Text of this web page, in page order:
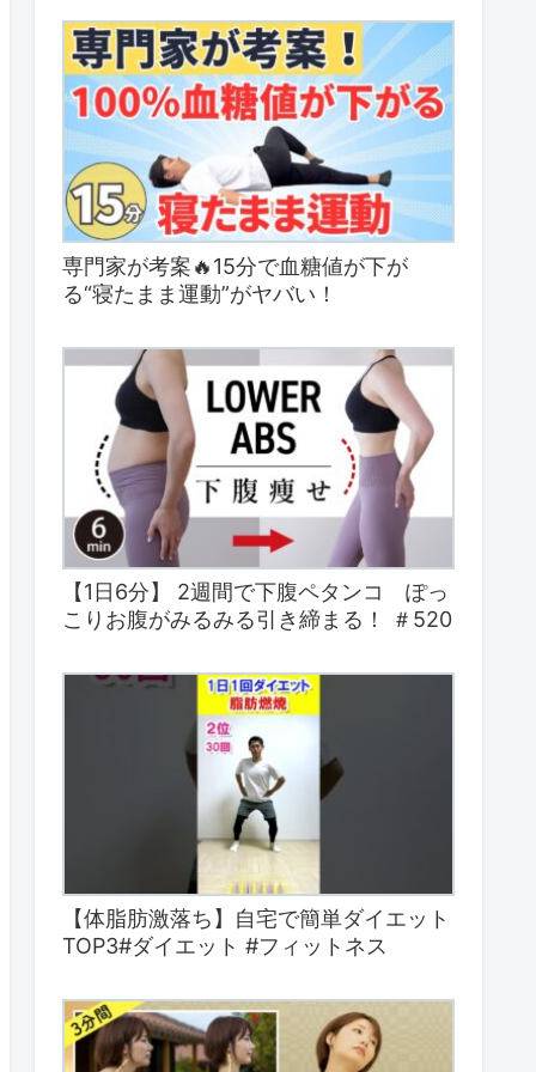
専門家が考案🔥15分で血糖値が下が
る“寝たまま運動”がヤバい！
【1日6分】 2週間で下腹ペタンコ ぽっ
こりお腹がみるみる引き締まる！ ＃520
【体脂肪激落ち】自宅で簡単ダイエット
TOP3#ダイエット #フィットネス